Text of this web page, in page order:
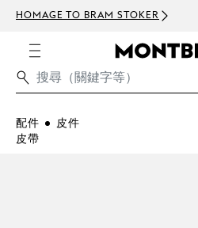
HOMAGE TO BRAM STOKER
配件
皮件
皮帶